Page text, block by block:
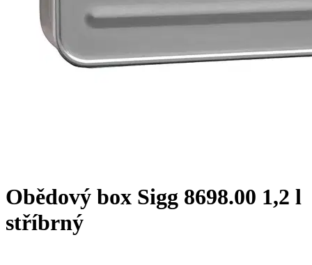
Obědový box Sigg 8698.00 1,2 l
stříbrný